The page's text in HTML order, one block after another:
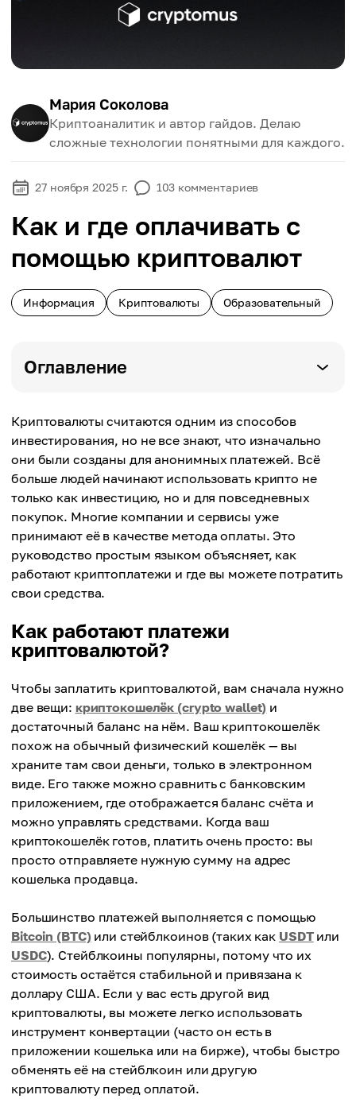
Мария Соколова
Криптоаналитик и автор гайдов. Делаю
сложные технологии понятными для каждого.
27 ноября 2025 г. 103 комментариев
Как и где оплачивать с
помощью криптовалют
Информация Криптовалюты Образовательный
Оглавление
Криптовалюты считаются одним из способов
инвестирования, но не все знают, что изначально
они были созданы для анонимных платежей. Всё
больше людей начинают использовать крипто не
только как инвестицию, но и для повседневных
покупок. Многие компании и сервисы уже
принимают её в качестве метода оплаты. Это
руководство простым языком объясняет, как
работают криптоплатежи и где вы можете потратить
свои средства.
Как работают платежи
криптовалютой?
Чтобы заплатить криптовалютой, вам сначала нужно
две вещи: криптокошелёк (crypto wallet) и
достаточный баланс на нём. Ваш криптокошелёк
похож на обычный физический кошелёк — вы
храните там свои деньги, только в электронном
виде. Его также можно сравнить с банковским
приложением, где отображается баланс счёта и
можно управлять средствами. Когда ваш
криптокошелёк готов, платить очень просто: вы
просто отправляете нужную сумму на адрес
кошелька продавца.
Большинство платежей выполняется с помощью
Bitcoin (BTC) или стейблкоинов (таких как USDTили
USDC). Стейблкоины популярны, потому что их
стоимость остаётся стабильной и привязана к
доллару США. Если у вас есть другой вид
криптовалюты, вы можете легко использовать
инструмент конвертации (часто он есть в
приложении кошелька или на бирже), чтобы быстро
обменять её на стейблкоин или другую
криптовалюту перед оплатой.